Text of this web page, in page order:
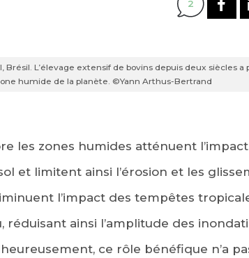
2
Brésil. L’élevage extensif de bovins depuis deux siècles a
humide de la planète. ©Yann Arthus-Bertrand
les zones humides atténuent
et limitent ainsi l’érosion et les
l’impact des tempêtes
ainsi l’amplitude des
ce rôle bénéfique n’a